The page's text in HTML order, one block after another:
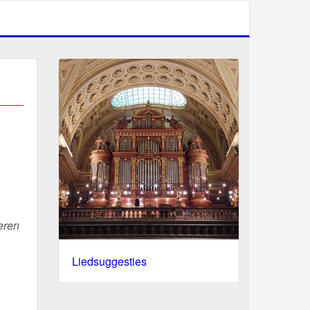
Liedsuggesties